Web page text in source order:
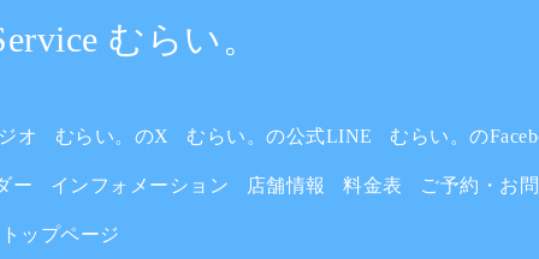
むらい。
オ むらい。のX むらい。の公式LINE むらい。の
ー インフォメーション 店舗情報 料金表 ご予約・お
トップページ